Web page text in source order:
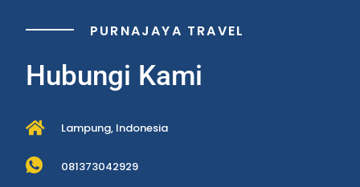
PURNAJAYA TRAVEL
Hubungi Kami
Lampung, Indonesia
081373042929